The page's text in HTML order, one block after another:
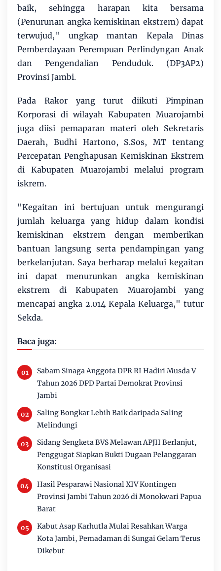
baik, sehingga harapan kita bersama
(Penurunan angka kemiskinan ekstrem) dapat
terwujud," ungkap mantan Kepala Dinas
Pemberdayaan Perempuan Perlindyngan Anak
dan Pengendalian Penduduk. (DP3AP2)
Provinsi Jambi.
Pada Rakor yang turut diikuti Pimpinan
Korporasi di wilayah Kabupaten Muarojambi
juga diisi pemaparan materi oleh Sekretaris
Daerah, Budhi Hartono, S.Sos, MT tentang
Percepatan Penghapusan Kemiskinan Ekstrem
di Kabupaten Muarojambi melalui program
iskrem.
"Kegaitan ini bertujuan untuk mengurangi
jumlah keluarga yang hidup dalam kondisi
kemiskinan ekstrem dengan memberikan
bantuan langsung serta pendampingan yang
berkelanjutan. Saya berharap melalui kegaitan
ini dapat menurunkan angka kemiskinan
ekstrem di Kabupaten Muarojambi yang
mencapai angka 2.014 Kepala Keluarga," tutur
Sekda.
Baca juga:
Sabam Sinaga Anggota DPR RI Hadiri Musda V
Tahun 2026 DPD Partai Demokrat Provinsi
Jambi
Saling Bongkar Lebih Baik daripada Saling
Melindungi
Sidang Sengketa BVS Melawan APJII Berlanjut,
Penggugat Siapkan Bukti Dugaan Pelanggaran
Konstitusi Organisasi
Hasil Pesparawi Nasional XIV Kontingen
Provinsi Jambi Tahun 2026 di Monokwari Papua
Barat
Kabut Asap Karhutla Mulai Resahkan Warga
Kota Jambi, Pemadaman di Sungai Gelam Terus
Dikebut